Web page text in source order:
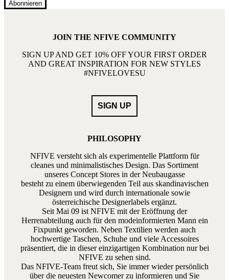
Abonnieren
JOIN THE NFIVE COMMUNITY
SIGN UP AND GET 10% OFF YOUR FIRST ORDER
AND GREAT INSPIRATION FOR NEW STYLES
#NFIVELOVESU
PHILOSOPHY
NFIVE versteht sich als experimentelle Plattform für
cleanes und minimalistisches Design. Das Sortiment
unseres Concept Stores in der Neubaugasse
besteht zu einem überwiegenden Teil aus skandinavischen
Designern und wird durch internationale sowie
österreichische Designerlabels ergänzt.
Seit Mai 09 ist NFIVE mit der Eröffnung der
Herrenabteilung auch für den modeinformierten Mann ein
Fixpunkt geworden. Neben Textilien werden auch
hochwertige Taschen, Schuhe und viele Accessoires
präsentiert, die in dieser einzigartigen Kombination nur bei
NFIVE zu sehen sind.
Das NFIVE-Team freut sich, Sie immer wieder persönlich
über die neuesten Newcomer zu informieren und Sie